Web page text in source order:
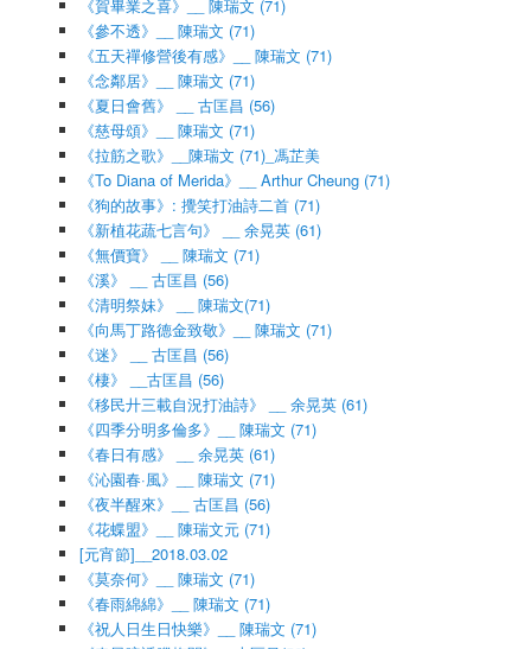
《賀畢業之喜》__ 陳瑞文 (71)
《參不透》__ 陳瑞文 (71)
《五天禪修營後有感》__ 陳瑞文 (71)
《念鄰居》__ 陳瑞文 (71)
《夏日會舊》 __ 古匡昌 (56)
《慈母頌》__ 陳瑞文 (71)
《拉筋之歌》__陳瑞文 (71)_馮芷美
《To Diana of Merida》__ Arthur Cheung (71)
《狗的故事》: 攪笑打油詩二首 (71)
《新植花蔬七言句》 __ 余晃英 (61)
《無價寶》 __ 陳瑞文 (71)
《溪》 __ 古匡昌 (56)
《清明祭妹》 __ 陳瑞文(71)
《向馬丁路德金致敬》__ 陳瑞文 (71)
《迷》 __ 古匡昌 (56)
《棲》 __古匡昌 (56)
《移民廾三載自況打油詩》 __ 余晃英 (61)
《四季分明多倫多》__ 陳瑞文 (71)
《春日有感》 __ 余晃英 (61)
《沁園春·風》__ 陳瑞文 (71)
《夜半醒來》__ 古匡昌 (56)
《花蝶盟》__ 陳瑞文元 (71)
[元宵節]__2018.03.02
《莫奈何》__ 陳瑞文 (71)
《春雨綿綿》__ 陳瑞文 (71)
《祝人日生日快樂》__ 陳瑞文 (71)